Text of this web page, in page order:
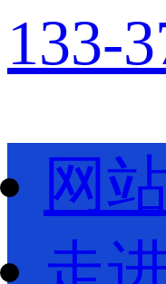
133-
网
走